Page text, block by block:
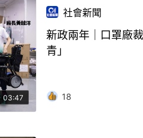
03:47
社會新聞
新政兩年｜口罩廠
青」
18